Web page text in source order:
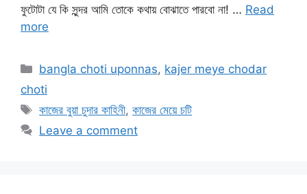
ফুটোটা যে কি সুন্দর আমি তোকে কথায় বোঝাতে পারবো না! … Read
more
Categories
bangla choti uponnas, kajer meye chodar
choti
Tags
কাজের বুয়া চুদার কাহিনী,কাজের মেয়ে চটি
Leave a comment